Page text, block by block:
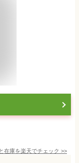
在庫を楽天でチェック >>